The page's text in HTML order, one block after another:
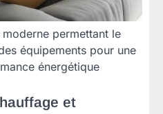
permettant le
équipements pour une
énergétique
et